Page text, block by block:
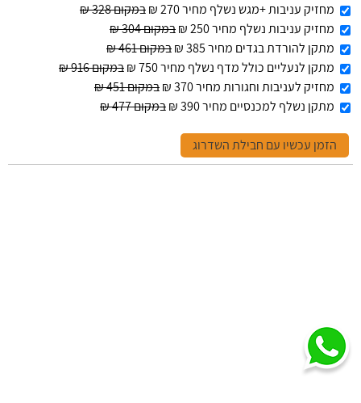
מחזיק עניבות +מגש נשלף מחיר 270 ₪
במקום 328 ₪
מחזיק עניבות נשלף מחיר 250 ₪
במקום 304 ₪
מתקן להורדת בגדים מחיר 385 ₪
במקום 461 ₪
מתקן לנעליים כולל מדף נשלף מחיר 750 ₪
במקום 916 ₪
מחזיק לעניבות וחגורות מחיר 370 ₪
במקום 451 ₪
מתקן נשלף למכנסיים מחיר 390 ₪
במקום 477 ₪
הזמן עכשיו עם חבילת השדרוג